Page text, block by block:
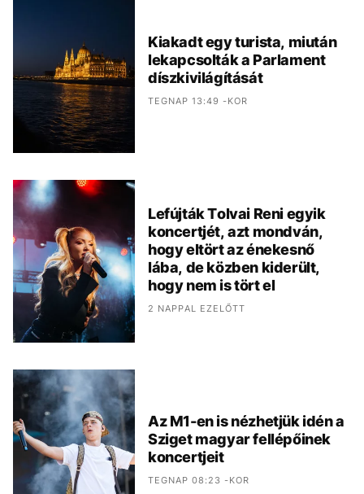
Kiakadt egy turista, miután
lekapcsolták a Parlament
díszkivilágítását
TEGNAP 13:49 -KOR
Lefújták Tolvai Reni egyik
koncertjét, azt mondván,
hogy eltört az énekesnő
lába, de közben kiderült,
hogy nem is tört el
2 NAPPAL EZELŐTT
Az M1-en is nézhetjük idén a
Sziget magyar fellépőinek
koncertjeit
TEGNAP 08:23 -KOR